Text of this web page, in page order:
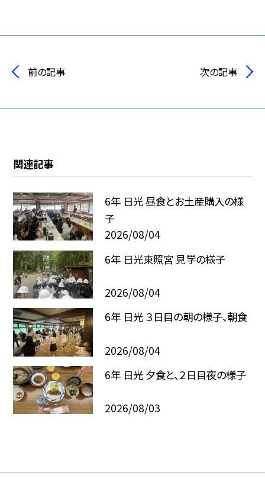
前の記事 次の記事
関連記事
6年 日光 昼食とお土産購入の様
子
2026/08/04
6年 日光東照宮 見学の様子
2026/08/04
6年 日光 ３日目の朝の様子、朝食
2026/08/04
6年 日光 夕食と、２日目夜の様子
2026/08/03